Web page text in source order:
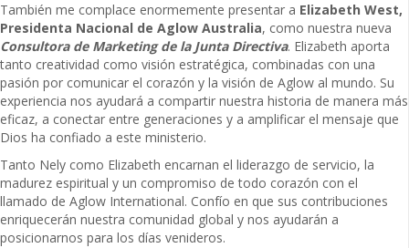
También me complace enormemente presentar a Elizabeth West,
Presidenta Nacional de Aglow Australia, como nuestra nueva
Consultora de Marketing de la Junta Directiva. Elizabeth aporta
tanto creatividad como visión estratégica, combinadas con una
pasión por comunicar el corazón y la visión de Aglow al mundo. Su
experiencia nos ayudará a compartir nuestra historia de manera más
eficaz, a conectar entre generaciones y a amplificar el mensaje que
Dios ha confiado a este ministerio.
Tanto Nely como Elizabeth encarnan el liderazgo de servicio, la
madurez espiritual y un compromiso de todo corazón con el
llamado de Aglow International. Confío en que sus contribuciones
enriquecerán nuestra comunidad global y nos ayudarán a
posicionarnos para los días venideros.